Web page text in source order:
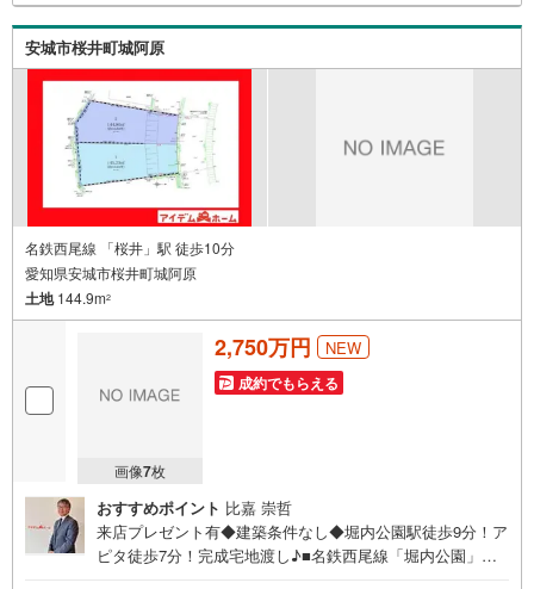
外の発売予定物件の情報の提供・現に売り出し中物件の商
談などの販売状況や工事進捗状況の提供・豊富な物件情報
の中からお客様のご要望に合わせて物件をご紹介*アイデム
ホームではお客様第一での営業を心掛けております*是非お
気軽にお問い合わせくださいませ！
安城市桜井町城阿原
名鉄西尾線 「桜井」駅 徒歩10分
愛知県安城市桜井町城阿原
土地144.9m2
画像7枚
2,750万円 NEW
成約でもらえる
おすすめポイント 比嘉 崇哲
来店プレゼント有◆建築条件なし◆堀内公園駅徒歩9分！ア
ピタ徒歩7分！完成宅地渡し♪■名鉄西尾線「堀内公園」駅